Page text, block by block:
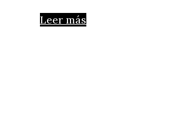
Leer más